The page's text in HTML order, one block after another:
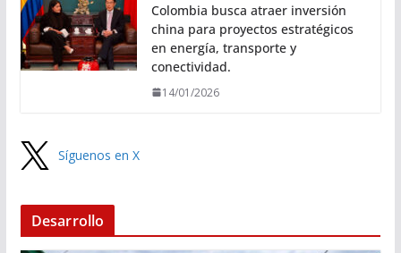
Colombia busca atraer inversión
china para proyectos estratégicos
en energía, transporte y
conectividad.
14/01/2026
Síguenos en X
Desarrollo